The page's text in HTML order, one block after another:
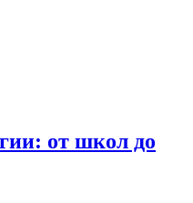
от школ до